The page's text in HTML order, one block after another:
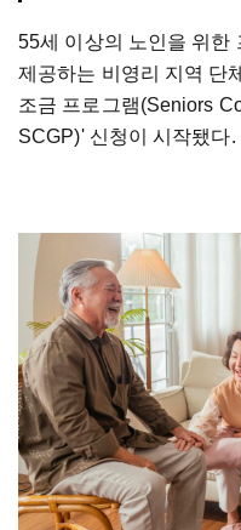
55세 이상의 노인을 위한
제공하는 비영리 지역 단
조금 프로그램(Seniors
SCGP)' 신청이 시작됐다.